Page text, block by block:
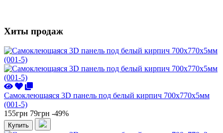
Хиты продаж
Самоклеющаяся 3D панель под белый кирпич 700x770x5мм
(001-5)
155грн 79грн -49%
Купить